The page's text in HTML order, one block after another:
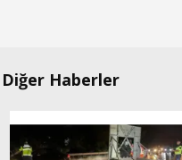
Haberler